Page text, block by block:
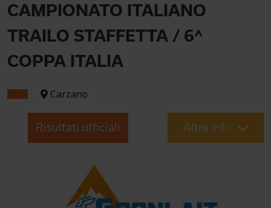
CAMPIONATO ITALIANO
TRAILO STAFFETTA / 6^
COPPA ITALIA
Carzano
Risultati ufficiali Altre info